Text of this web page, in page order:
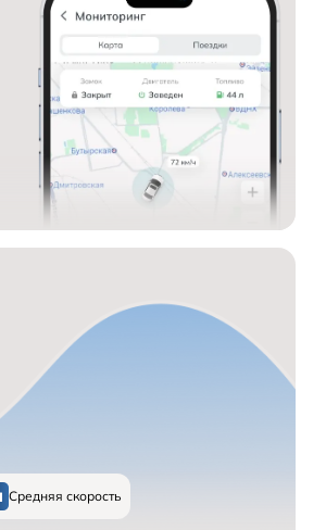
Средняя скорость